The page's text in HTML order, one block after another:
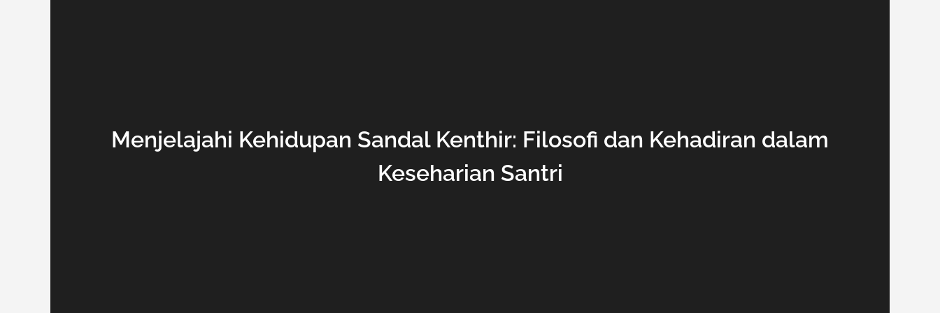
Menjelajahi Kehidupan Sandal Kenthir: Filosofi dan Kehadiran dalam
Keseharian Santri